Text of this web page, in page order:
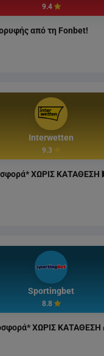
9.4
από τη Fonbet!
Interwetten
9.3
ΧΩΡΙΣ ΚΑΤΑΘΕΣΗ
Sportingbet
8.8
ΧΩΡΙΣ ΚΑΤΑΘΕΣΗ